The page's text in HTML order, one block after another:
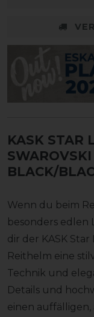
KASK STAR
BLACK/
Wenn du beim
besonders edlen
dir der KASK Star
Reithelm eine
Technik und
Details und
einen